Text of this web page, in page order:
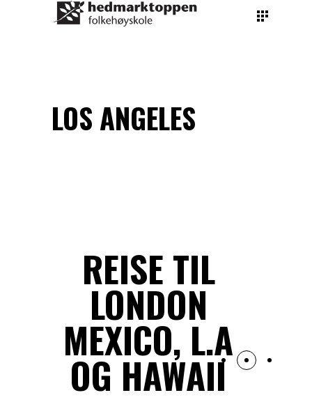
LOS ANGELES
REISE TIL
LONDON
MEXICO, L.A
OG HAWAII